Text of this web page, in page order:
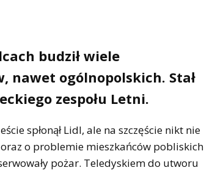
budził wiele
nawet ogólnopolskich. Stał
zespołu Letni.
spłonął Lidl, ale na szczęście nikt nie
o problemie mieszkańców pobliskich
pożar. Teledyskiem do utworu